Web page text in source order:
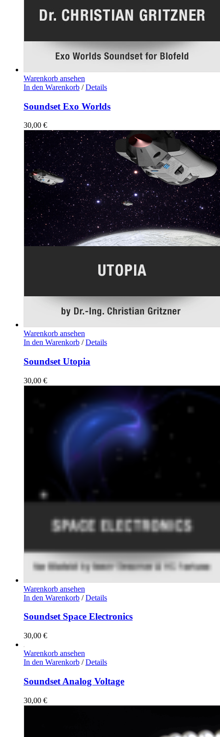
Warenkorb ansehen
In den Warenkorb / Details
Soundset Exo Worlds
30,00 €
Warenkorb ansehen
In den Warenkorb / Details
Soundset Utopia
30,00 €
Warenkorb ansehen
In den Warenkorb / Details
Soundset Space Electronics
30,00 €
Warenkorb ansehen
In den Warenkorb / Details
Soundset Analog Voltage
30,00 €